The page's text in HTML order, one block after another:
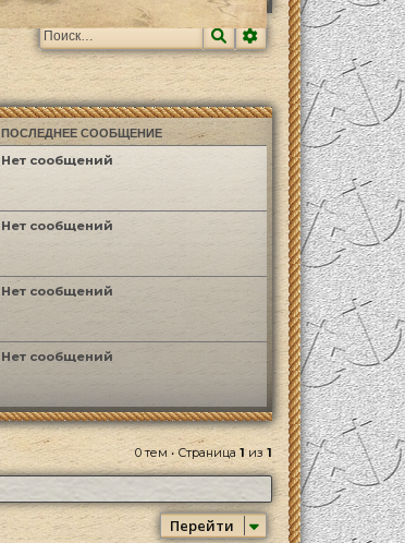
ПоискРасширенный
ПОСЛЕДНЕЕ СООБЩЕНИЕ
Нет сообщений
Нет сообщений
Нет сообщений
Нет сообщений
0 тем • Страница 1из 1
Перейти